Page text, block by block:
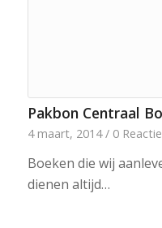
Pakbon Centraal
4 maart, 2014 / 0
Boeken die wij
dienen altijd…